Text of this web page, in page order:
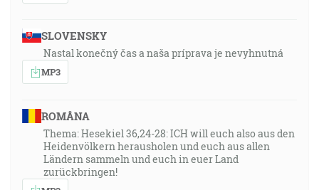
SLOVENSKY
Nastal konečný čas a naša príprava je nevyhnutná
MP3
ROMÂNA
Thema: Hesekiel 36,24-28: ICH will euch also aus den
Heidenvölkern herausholen und euch aus allen
Ländern sammeln und euch in euer Land
zurückbringen!